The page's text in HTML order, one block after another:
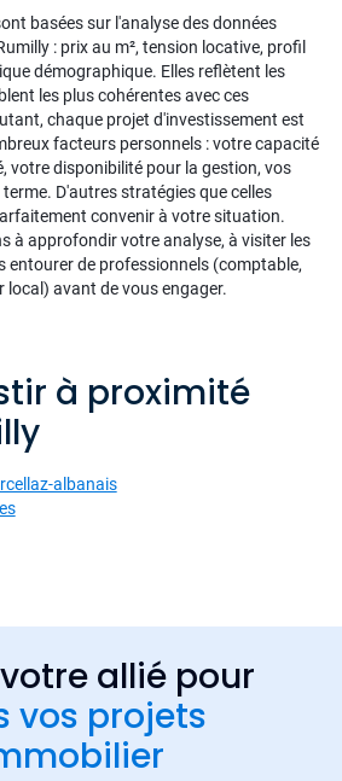
basées sur l'analyse des données
: prix au m², tension locative, profil
démographique. Elles reflètent les
les plus cohérentes avec ces
chaque projet d'investissement est
facteurs personnels : votre capacité
votre disponibilité pour la gestion, vos
D'autres stratégies que celles
convenir à votre situation.
à approfondir votre analyse, à visiter les
entourer de professionnels (comptable,
local) avant de vous engager.
à proximité
albanais
allié pour
vos projets